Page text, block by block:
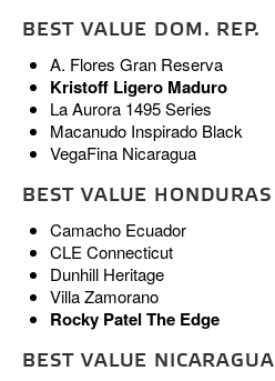
BEST VALUE DOM. REP.
A. Flores Gran Reserva
Kristoff Ligero Maduro
La Aurora 1495 Series
Macanudo Inspirado Black
VegaFina Nicaragua
BEST VALUE HONDURAS
Camacho Ecuador
CLE Connecticut
Dunhill Heritage
Villa Zamorano
Rocky Patel The Edge
BEST VALUE NICARAGUA